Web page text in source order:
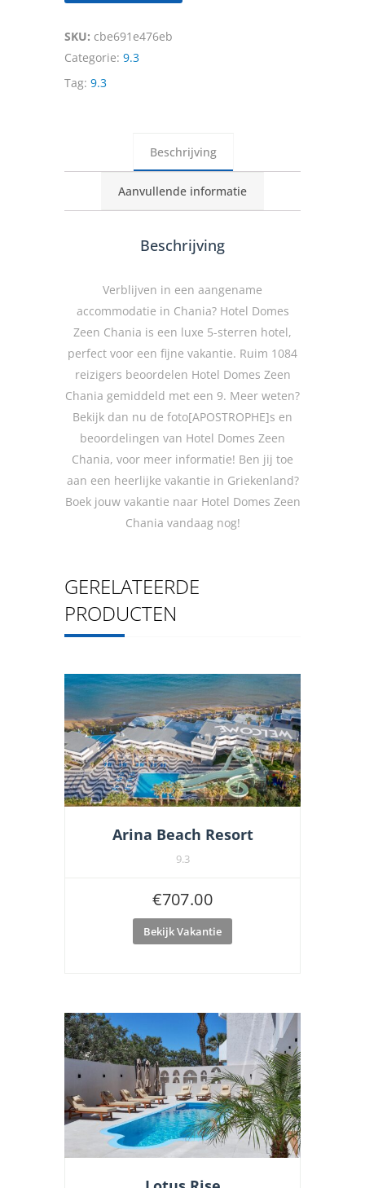
SKU: cbe691e476eb
Categorie: 9.3
Tag: 9.3
Beschrijving
Aanvullende informatie
Beschrijving
Verblijven in een aangename
accommodatie in Chania? Hotel Domes
Zeen Chania is een luxe 5-sterren hotel,
perfect voor een fijne vakantie. Ruim 1084
reizigers beoordelen Hotel Domes Zeen
Chania gemiddeld met een 9. Meer weten?
Bekijk dan nu de foto[APOSTROPHE]s en
beoordelingen van Hotel Domes Zeen
Chania, voor meer informatie! Ben jij toe
aan een heerlijke vakantie in Griekenland?
Boek jouw vakantie naar Hotel Domes Zeen
Chania vandaag nog!
GERELATEERDE
PRODUCTEN
Arina Beach Resort
9.3
€707.00
Bekijk Vakantie